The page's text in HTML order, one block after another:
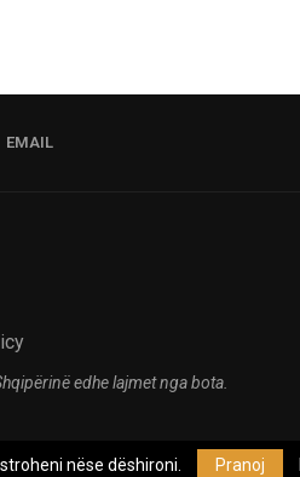
EMAIL
edhe lajmet nga bota.
nëse dëshironi.
Pranoj